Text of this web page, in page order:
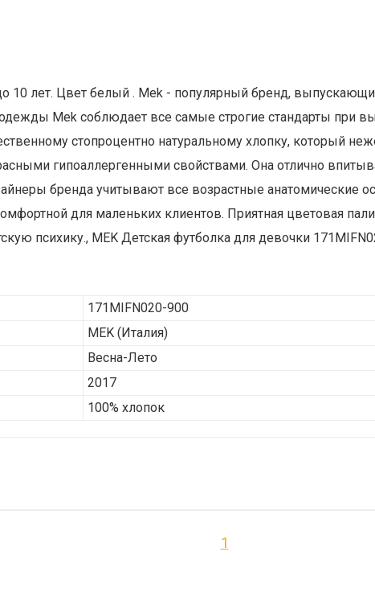
10 лет. Цвет белый . Mek - популярный бренд,
Mek соблюдает все самые строгие стандарты при
стопроцентно натуральному хлопку, который
гипоаллергенными свойствами. Она отлично
бренда учитывают все возрастные анатомические
для маленьких клиентов. Приятная цветовая
психику., MEK Детская футболка для девочки
171MIFN020-900
MEK (Италия)
Весна-Лето
2017
100% хлопок
1